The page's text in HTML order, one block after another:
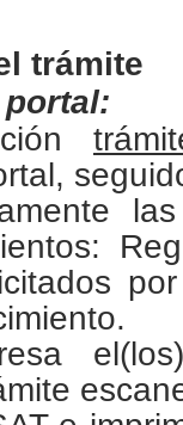
trámite
portal: